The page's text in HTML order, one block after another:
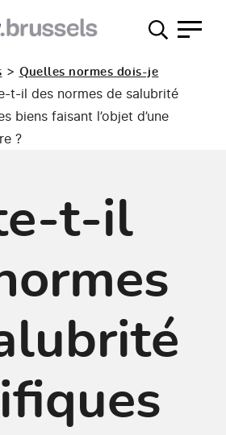
> Quelles normes dois-je
t-il des normes de salubrité
biens faisant l’objet d’une
?
t-il